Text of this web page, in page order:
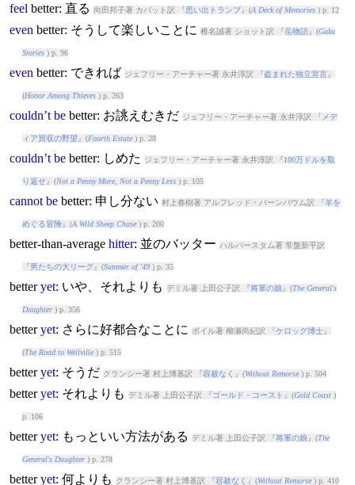
feel better: 直る 向田邦子著 カバット訳 『思い出トランプ』(A Deck of Memories) p. 12
even better: そうして楽しいことに 椎名誠著 ショット訳 『岳物語』(Gaku
Stories) p. 96
even better: できれば ジェフリー・アーチャー著 永井淳訳 『盗まれた独立宣言』
(Honor Among Thieves) p. 263
couldn’t be better: お誂えむきだ ジェフリー・アーチャー著 永井淳訳 『 メデ
ィア買収の野望 』(Fourth Estate) p. 28
couldn’t be better: しめた ジェフリー・アーチャー著 永井淳訳 『100万ドルを取
り返せ』(Not a Penny More, Not a Penny Less) p. 105
cannot be better: 申し分ない 村上春樹著 アルフレッド・バーンバウム訳 『羊を
めぐる冒険』(A Wild Sheep Chase) p. 200
better-than-average hitter: 並のバッター ハルバースタム著 常盤新平訳
『男たちの大リーグ』(Summer of '49) p. 35
better yet: いや、それよりも デミル著 上田公子訳 『将軍の娘 』(The General's
Daughter) p. 356
better yet: さらに好都合なことに ボイル著 柳瀬尚紀訳 『ケロッグ博士』
(The Road to Wellville) p. 515
better yet: そうだ クランシー著 村上博基訳 『容赦なく 』(Without Remorse) p. 504
better yet: それよりも デミル著 上田公子訳 『ゴールド・コースト 』(Gold Coast)
p. 106
better yet: もっといい方法がある デミル著 上田公子訳 『将軍の娘 』(The
General's Daughter) p. 278
better yet: 何よりも クランシー著 村上博基訳 『容赦なく 』(Without Remorse) p. 410